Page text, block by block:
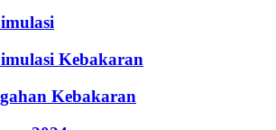
Kebakaran
Kebakaran